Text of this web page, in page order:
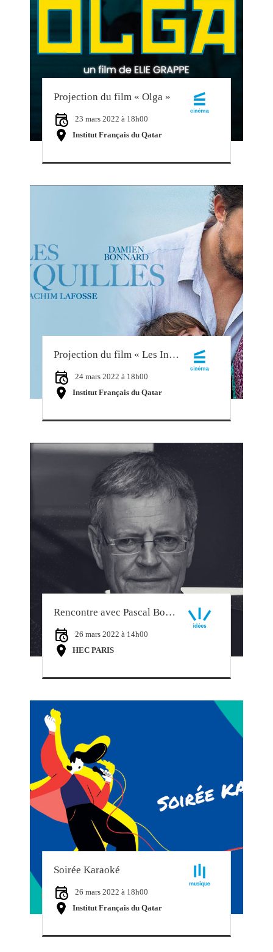
Projection du film « Olga »
23 mars 2022 à 18h00
Institut Français du Qatar
Projection du film « Les Intranquilles »
24 mars 2022 à 18h00
Institut Français du Qatar
Rencontre avec Pascal Boniface
26 mars 2022 à 14h00
HEC PARIS
Soirée Karaoké
26 mars 2022 à 18h00
Institut Français du Qatar